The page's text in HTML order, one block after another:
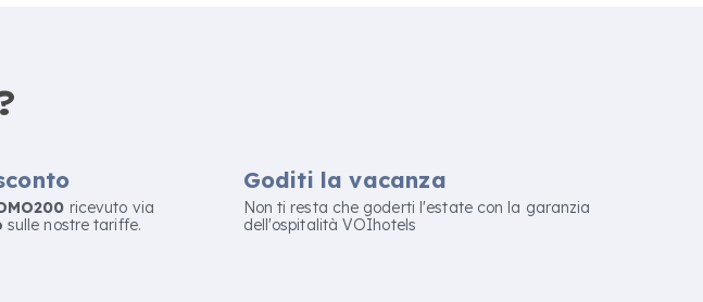
ricevuto via
sulle nostre tariffe.
Goditi la vacanza
Non ti resta che goderti l'estate con la garanzia
dell'ospitalità VOIhotels